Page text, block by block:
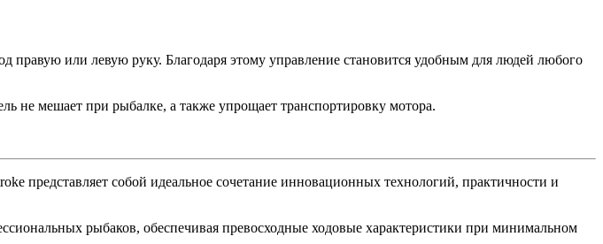
правую или левую руку. Благодаря этому управление становится удобным для людей любого
не мешает при рыбалке, а также упрощает транспортировку мотора.
представляет собой идеальное сочетание инновационных технологий, практичности и
рыбаков, обеспечивая превосходные ходовые характеристики при минимальном